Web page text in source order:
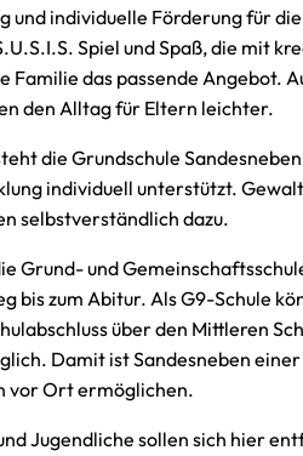
und individuelle Förderung für
Spiel und Spaß, die mit
Familie das passende Angebot.
den Alltag für Eltern leichter.
die Grundschule
individuell unterstützt.
selbstverständlich dazu.
Grund- und
bis zum Abitur. Als G9-Schule
über den Mittleren
Damit ist Sandesneben
vor Ort ermöglichen.
Jugendliche sollen sich hier